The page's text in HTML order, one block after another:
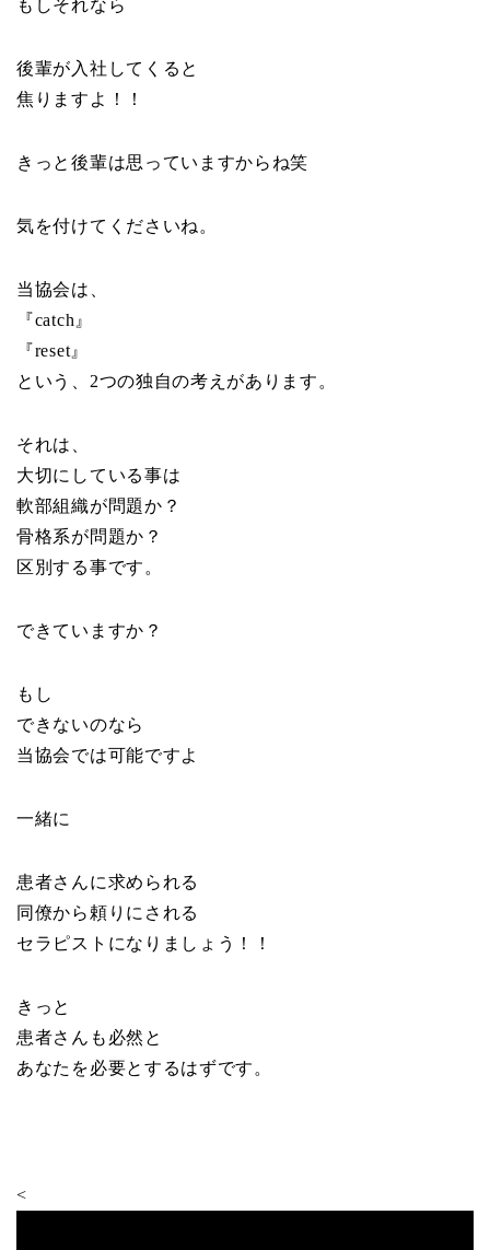
もしそれなら
後輩が入社してくると
焦りますよ！！
きっと後輩は思っていますからね笑
気を付けてくださいね。
当協会は、
『catch』
『reset』
という、2つの独自の考えがあります。
それは、
大切にしている事は
軟部組織が問題か？
骨格系が問題か？
区別する事です。
できていますか？
もし
できないのなら
当協会では可能ですよ
一緒に
患者さんに求められる
同僚から頼りにされる
セラピストになりましょう！！
きっと
患者さんも必然と
あなたを必要とするはずです。
<